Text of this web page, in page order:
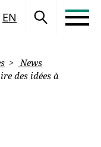
EN
News
des idées à